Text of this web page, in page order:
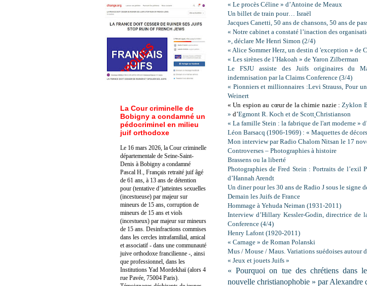
« Le procès Céline » d’Antoine de Meaux
Un billet de train pour… Israël
Jacques Canetti, 50 ans de chansons, 50 ans de
« Notre cabinet a constaté l’inaction des
», déclare Me Henri Simon (2/4)
« Alice Sommer Herz, un destin d 'exception » de
« Les sirènes de l’Hakoah » de Yaron Zilberman
Le FSJU assiste des Juifs originaires du
indemnisation par la Claims Conference (3/4)
« Pionniers et millionnaires :Levi Strauss, Pour
Weinert
« Un espion au cœur de la chimie nazie : Zyklon
» d’Egmont R. Koch et de Scott Christianson
« La famille Stein : la fabrique de l'art moderne »
Léon Barsacq (1906-1969) : « Maquettes de
Mon interview par Radio Chalom Nitsan le 17
Controverses – Photographies à histoire
Brassens ou la liberté
Photographies de Fred Stein : Portraits de l’exil
d’Hannah Arendt
Un diner pour les 30 ans de Radio J sous le signe
Demain les Juifs de France
Hommage à Yehuda Neiman (1931-2011)
Interview d’Hillary Kessler-Godin, directrice de
Conference (4/4)
Henry Lafont (1920-2011)
« Carnage » de Roman Polanski
Mus / Mouse / Maus. Variations suédoises autour
« Jeux et jouets Juifs »
« Pourquoi on tue des chrétiens dans
nouvelle christianophobie » par Alexandre
La Cour criminelle de
Bobigny a condamné un
pédocriminel en milieu
juif orthodoxe
Le 16 mars 2026, la Cour criminelle
départementale de Seine-Saint-
Denis à Bobigny a condamné
Pascal H., Français retraité juif âgé
de 61 ans, à 13 ans de détention
pour (tentative d’)atteintes sexuelles
(incestueuse) par majeur sur
mineurs de 15 ans, corruption de
mineurs de 15 ans et viols
(incestueux) par majeur sur mineurs
de 15 ans. Desinfractions commises
dans les cercles intrafamilial, amical
et associatif - dans une communauté
juive orthodoxe francilienne -, ainsi
que professionnel, dans les
Institutions Yad Mordekhaï (alors 4
rue Pavée, 75004 Paris).